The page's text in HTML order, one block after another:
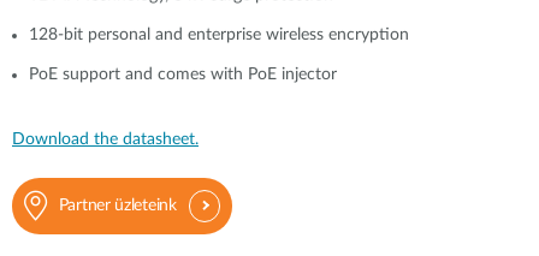
128-bit personal and enterprise wireless encryption
PoE support and comes with PoE injector
Download the datasheet.
Partner üzleteink